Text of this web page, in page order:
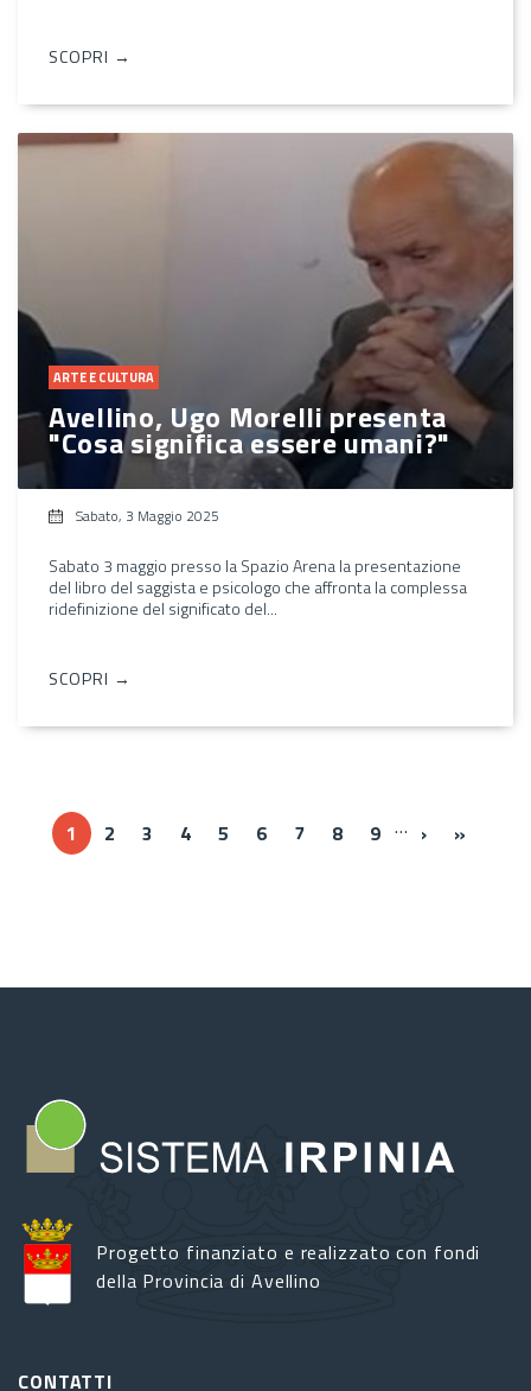
SCOPRI →
ARTE E CULTURA
Avellino, Ugo Morelli presenta
"Cosa significa essere umani?"
Sabato, 3 Maggio 2025
Sabato 3 maggio presso la Spazio Arena la presentazione
del libro del saggista e psicologo che affronta la complessa
ridefinizione del significato del...
SCOPRI →
1 2 3 4 5 6 7 8 9 … ››› »Ultima
Progetto finanziato e realizzato con fondi
della Provincia di Avellino
CONTATTI